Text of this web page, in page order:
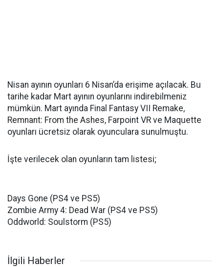
Nisan ayının oyunları 6 Nisan’da erişime açılacak. Bu
tarihe kadar Mart ayının oyunlarını indirebilmeniz
mümkün. Mart ayında Final Fantasy VII Remake,
Remnant: From the Ashes, Farpoint VR ve Maquette
oyunları ücretsiz olarak oyunculara sunulmuştu.
İşte verilecek olan oyunların tam listesi;
Days Gone (PS4 ve PS5)
Zombie Army 4: Dead War (PS4 ve PS5)
Oddworld: Soulstorm (PS5)
İlgili Haberler